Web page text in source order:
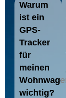
Warum
ist ein
GPS-
Tracker
für
meinen
wichtig?